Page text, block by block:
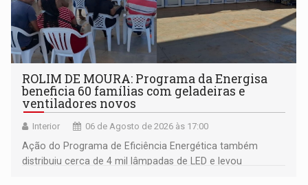
ROLIM DE MOURA: Programa da Energisa
beneficia 60 famílias com geladeiras e
ventiladores novos
Interior 06 de Agosto de 2026 às 17:00
Ação do Programa de Eficiência Energética também
distribuiu cerca de 4 mil lâmpadas de LED e levou